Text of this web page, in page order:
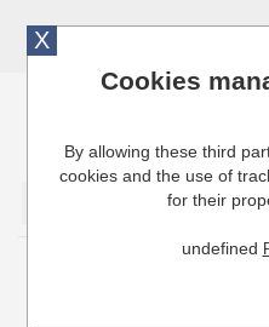
Cuisinresto: Ustensiles
X
Cookies
By allowing these third
cookies and the use of
for their
undefined